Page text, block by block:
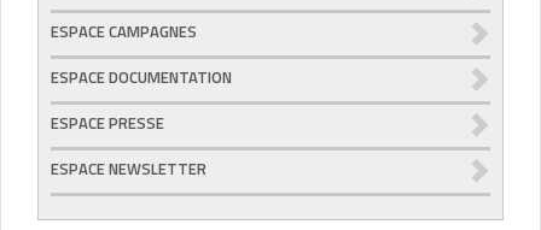
ESPACE CAMPAGNES
ESPACE DOCUMENTATION
ESPACE PRESSE
ESPACE NEWSLETTER